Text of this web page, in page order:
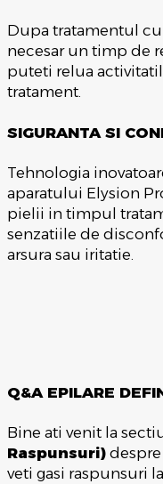
Dupa tratamentul cu
necesar un timp de
puteti relua
tratament.
SIGURANTA SI
Tehnologia
aparatului Elysion
pielii in timpul
senzatiile de
arsura sau iritatie.
Q&A EPILARE
Bine ati venit la
Raspunsuri) despre
veti gasi raspunsuri la